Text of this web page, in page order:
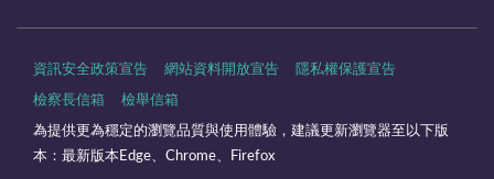
資訊安全政策宣告 網站資料開放宣告 隱私權保護宣告
檢察長信箱 檢舉信箱
為提供更為穩定的瀏覽品質與使用體驗，建議更新瀏覽器至以下版
本：最新版本Edge、Chrome、Firefox